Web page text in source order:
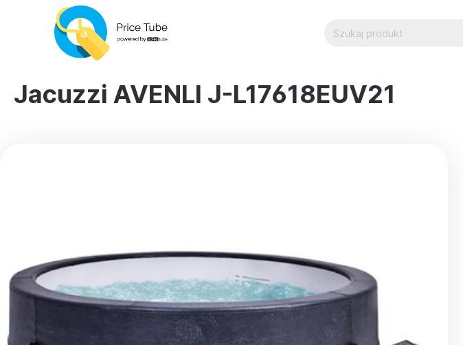
Jacuzzi AVENLI J-L17618EUV21